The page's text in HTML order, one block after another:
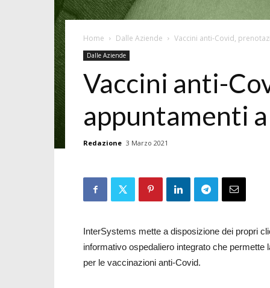
Home Dalle Aziende Vaccini anti-Covid,
Dalle Aziende
Vaccini anti-
appuntamenti
Redazione 3 Marzo 2021
InterSystems mette a disposizione dei propri
informativo ospedaliero integrato che
per le vaccinazioni anti-Covid.